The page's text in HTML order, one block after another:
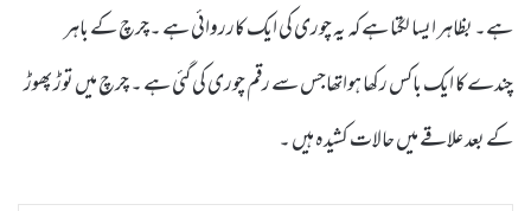
ہے۔ بظاہر ایسا لگتا ہے کہ یہ چوری کی ایک کارروائی ہے ۔چرچ کے باہر
چندے کا ایک باکس رکھا ہواتھاجس سے رقم چوری کی گئی ہے ۔ چرچ میں توڑ پھوڑ
کے بعد علاقے میں حالات کشیدہ ہیں ۔